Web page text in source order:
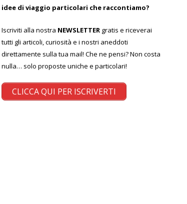
idee di viaggio particolari che raccontiamo?
Iscriviti alla nostra NEWSLETTER gratis e riceverai
tutti gli articoli, curiosità e i nostri aneddoti
direttamente sulla tua mail! Che ne pensi? Non costa
nulla… solo proposte uniche e particolari!
CLICCA QUI PER ISCRIVERTI